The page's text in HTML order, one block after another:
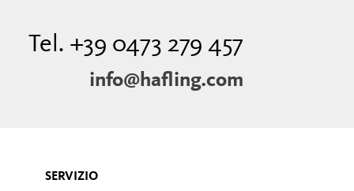
Tel. +39 0473 279 457
info@hafling.com
SERVIZIO